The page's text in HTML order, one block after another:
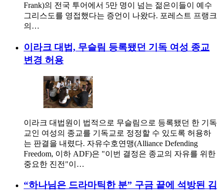
Frank)의 전국 투어에서 5만 명이 넘는 젊은이들이 예수
그리스도를 영접했다는 증언이 나왔다. 포레스트 프랭크
의…
이라크 대법, 무슬림 등록됐던 기독 여성 종교
변경 허용
이라크 대법원이 법적으로 무슬림으로 등록됐던 한 기독
교인 여성의 종교를 기독교로 정정할 수 있도록 허용하
는 판결을 내렸다. 자유수호연맹(Alliance Defending
Freedom, 이하 ADF)은 "이번 결정은 종교의 자유를 위한
중요한 진전"이…
“하나님은 드라마틱한 분” 구금 끝에 석방된 김